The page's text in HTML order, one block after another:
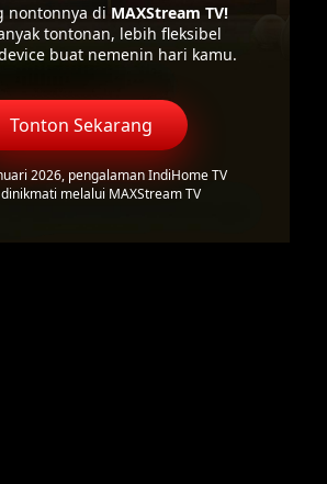
nontonnya di MAXStream TV!
tontonan, lebih fleksibel
buat nemenin hari kamu.
Tonton Sekarang
2026, pengalaman IndiHome TV
melalui MAXStream TV